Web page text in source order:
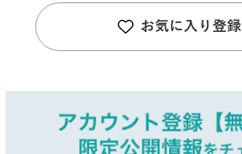
お気に入り登録